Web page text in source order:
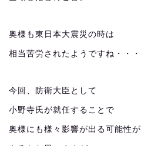
奥様も東日本大震災の時は
相当苦労されたようですね・・・
今回、防衛大臣として
小野寺氏が就任することで
奥様にも様々影響が出る可能性が